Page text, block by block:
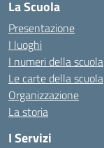
La Scuola
Presentazione
I luoghi
I numeri della scuola
Le carte della scuola
Organizzazione
La storia
I Servizi